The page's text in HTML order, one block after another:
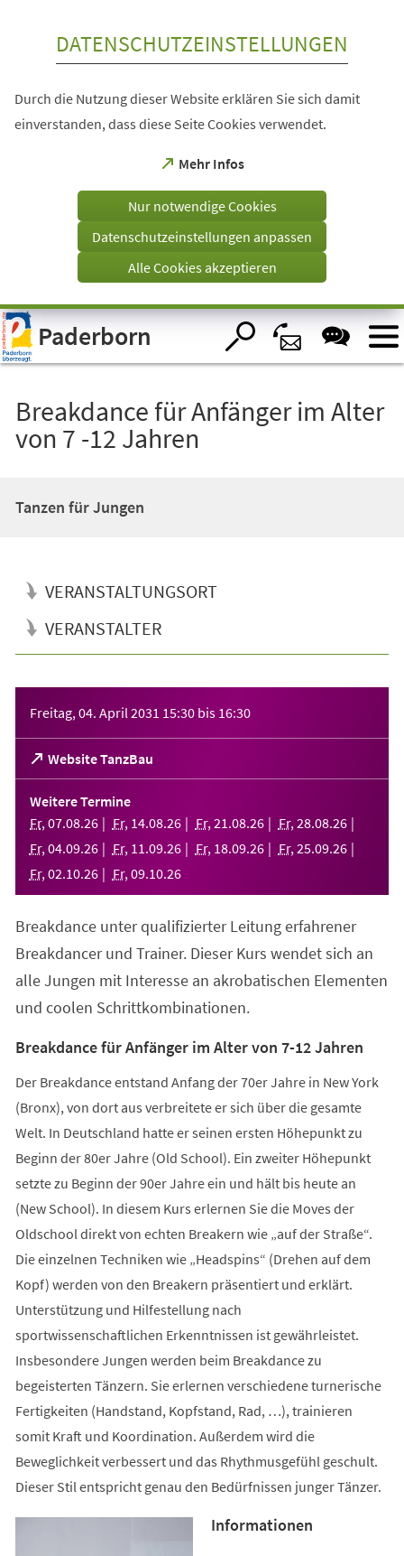
Visuelle
Assistenzsoftware
öffnen.
DATENSCHUTZEINSTELLUNGEN
Durch die Nutzung dieser Website erklären Sie sich damit
einverstanden, dass diese Seite Cookies verwendet.
Mehr Infos
(Öffnet
einem
Tab)
Nur notwendige Cookies
Datenschutzeinstellungen anpassen
Alle Cookies akzeptieren
Paderborn
Breakdance für Anfänger im Alter
von 7 -12 Jahren
Tanzen für Jungen
VERANSTALTUNGSORT
VERANSTALTER
Freitag, 04. April 2031 15:30 bis 16:30
Website TanzBau
(Öffnet
in
einem
neuen
Tab)
Weitere Termine
Fr, 07.08.26 Fr, 14.08.26 Fr, 21 .08.26 Fr, 28.08.26
Fr, 04.09.26 Fr, 11 .09.26 Fr, 18.09.26 Fr, 25.09.26
Fr, 02.10.26 Fr, 09.10.26
Breakdance unter qualifizierter Leitung erfahrener
Breakdancer und Trainer. Dieser Kurs wendet sich an
alle Jungen mit Interesse an akrobatischen Elementen
und coolen Schrittkombinationen.
Breakdance für Anfänger im Alter von 7-12 Jahren
Der Breakdance entstand Anfang der 70er Jahre in New York
(Bronx), von dort aus verbreitete er sich über die gesamte
Welt. In Deutschland hatte er seinen ersten Höhepunkt zu
Beginn der 80er Jahre (Old School). Ein zweiter Höhepunkt
setzte zu Beginn der 90er Jahre ein und hält bis heute an
(New School). In diesem Kurs erlernen Sie die Moves der
Oldschool direkt von echten Breakern wie „auf der Straße“.
Die einzelnen Techniken wie „Headspins“ (Drehen auf dem
Kopf) werden von den Breakern präsentiert und erklärt.
Unterstützung und Hilfestellung nach
sportwissenschaftlichen Erkenntnissen ist gewährleistet.
Insbesondere Jungen werden beim Breakdance zu
begeisterten Tänzern. Sie erlernen verschiedene turnerische
Fertigkeiten (Handstand, Kopfstand, Rad, …), trainieren
somit Kraft und Koordination. Außerdem wird die
Beweglichkeit verbessert und das Rhythmusgefühl geschult.
Dieser Stil entspricht genau den Bedürfnissen junger Tänzer.
Informationen